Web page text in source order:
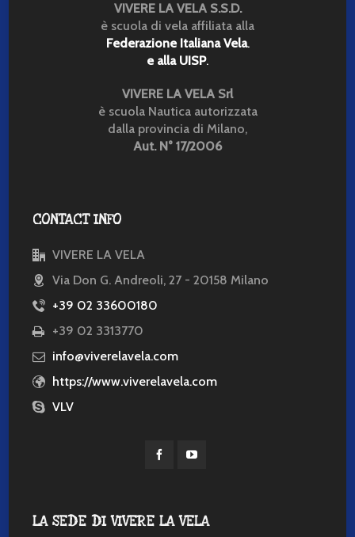
VIVERE LA VELA S.S.D.
è scuola di vela affiliata alla
Federazione Italiana Vela.
e alla UISP.
VIVERE LA VELA Srl
è scuola Nautica autorizzata
dalla provincia di Milano,
Aut. N° 17/2006
CONTACT INFO
VIVERE LA VELA
Via Don G. Andreoli, 27 - 20158 Milano
+39 02 33600180
+39 02 3313770
info@viverelavela.com
https://www.viverelavela.com
VLV
LA SEDE DI VIVERE LA VELA